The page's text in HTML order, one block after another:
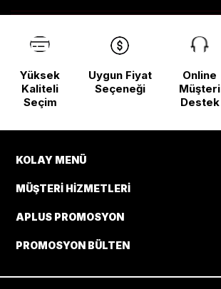
Yüksek
Kaliteli
Seçim
Uygun Fiyat
Seçeneği
Online
Müşteri
Destek
KOLAY MENÜ
MÜŞTERI HIZMETLERI
APLUS PROMOSYON
PROMOSYON BÜLTEN